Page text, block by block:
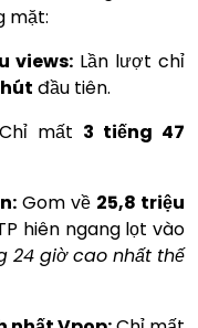
mặt:
views: Lần lượt chỉ
đầu tiên.
Chỉ mất 3 tiếng 47
Gom về 25,8 triệu
hiên ngang lọt vào
24 giờ cao nhất thế